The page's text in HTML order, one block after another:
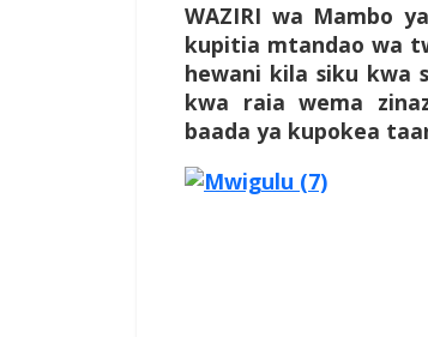
WAZIRI wa Mambo
kupitia mtandao wa
hewani kila siku kwa
kwa raia wema
baada ya kupokea